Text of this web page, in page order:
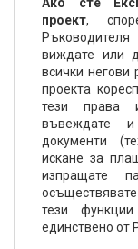
проект,
виждате или
всички негови
проекта
тези права
въвеждате и
документи
искане за
изпращате
тези
единствено от